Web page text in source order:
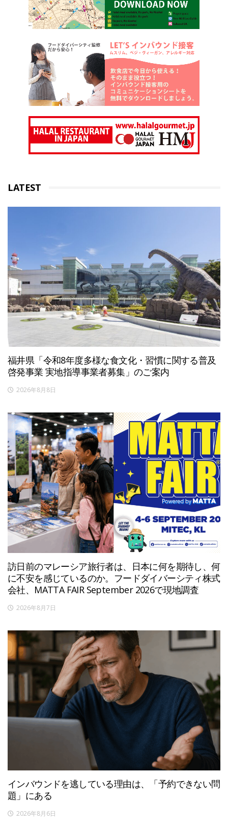
LATEST
福井県「令和8年度多様な食文化・習慣に関する普及
啓発事業 実地指導事業者募集」のご案内
2026年8月8日
訪日前のマレーシア旅行者は、日本に何を期待し、何
に不安を感じているのか。フードダイバーシティ株式
会社、MATTA FAIR September 2026で現地調査
2026年8月7日
インバウンドを逃している理由は、「予約できない問
題」にある
2026年8月6日